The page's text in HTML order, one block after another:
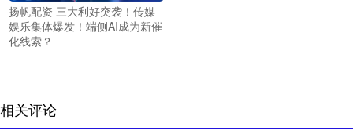
扬帆配资 三大利好突袭！传媒
娱乐集体爆发！端侧AI成为新催
化线索？
相关评论